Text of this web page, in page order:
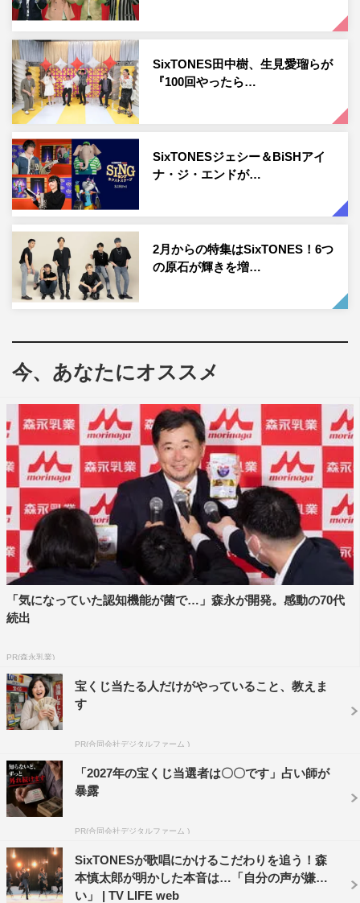
闘志を燃やすのは、数々のミュージカルも経験し、歌声に
定評のある京本大我。
京本は、田中樹とユニットを組むアルバム曲「With The
Flow」の収録に臨む。自ら提案し、ギター演奏の収録に
初めて挑戦した京本は、「正直、楽譜をもらった時、終わ
ったって思いました。むず！ って思って」と。しかし、
録音した音源を聞き返すと、「この音、俺っすよね！ デ
ビューしちゃってるわ、やばい。デビューって何個もある
んだな」と興奮した様子で語った。
そして、夢のような挑戦の瞬間が訪れる。ラップを担当す
る田中が敬愛するCreepy Nutsと同じステージに立つとい
う、またとない機会が舞い降りたのだ。舞台は『2021
れより緊張だね」と張りつめた表情を浮かべる田中。その
こん身のパフォーマンスとは…。
『カムカムエヴリバディ』への出演が話題になり、4月ス
タートの連続ドラマ『恋なんて、本気でやってどうする
の？』が控える松村北斗。
どんな役者になっていきたいか問われると、「あの人がい
るってほんと困るよな、みたいな。うちの先輩で言うと、
いっぱいいますけど、二宮（和也）君とか。絶対同年代の
同じような役をやりそうな人たちからしたら、困るんだよ
なと思うと思うんですよ。誰も持ってない、二宮君しか持
ってない正解を持っているというか」と答え、自らの目標
続ける彼ら。「6つの原石」という名を持つSixTONESが
さらなる輝きを放つ瞬間を目撃する。
『連続ドキュメンタリー RIDE ON TIME』
フジテレビ ※関東ローカル
2022年2月4日（金）深1・00～1・30
▽FODプレミアム
放送直後から独占配信中（※過去話も全て配信中）
SixTONES田中樹、生見愛瑠らが
『100回やったら…
SixTONESジェシー＆BiSHアイ
ナ・ジ・エンドが…
2月からの特集はSixTONES！6つ
の原石が輝きを増…
今、あなたにオススメ
「気になっていた認知機能が菌で…」森永が開発。感動の70代
続出
PR(森永乳業)
宝くじ当たる人だけがやっていること、教えま
す
PR(合同会社デジタルファーム )
「2027年の宝くじ当選者は〇〇です」占い師が
暴露
PR(合同会社デジタルファーム )
SixTONESが歌唱にかけるこだわりを追う！森
本慎太郎が明かした本音は…「自分の声が嫌
い」 | TV LIFE web